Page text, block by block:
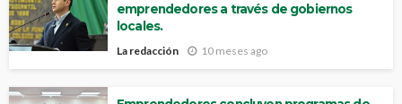
emprendedores a través de gobiernos
locales.
La redacción 10 meses ago